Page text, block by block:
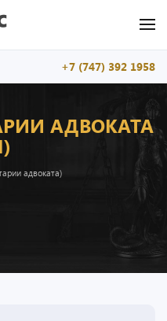
+7 (747) 392 1958
АДВОКАТА
адвоката)